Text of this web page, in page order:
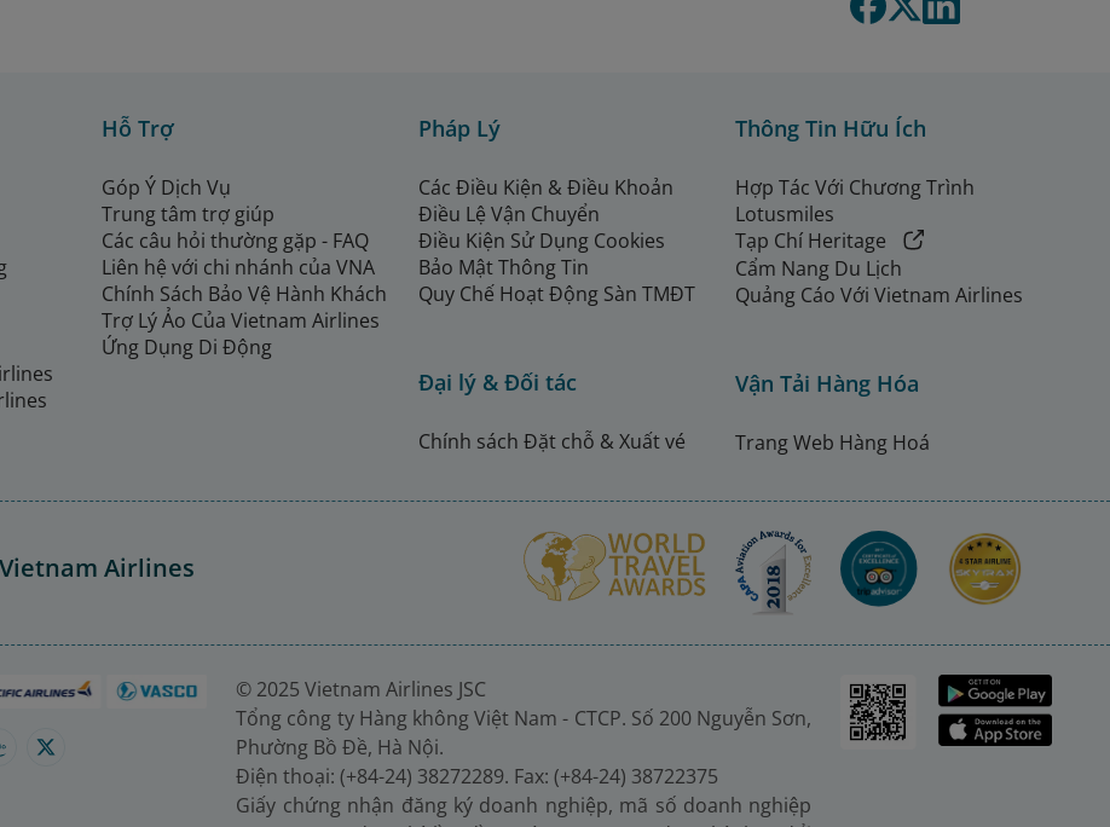
Hỗ Trợ
Góp Ý Dịch Vụ
Trung tâm trợ giúp
Các câu hỏi thường gặp - FAQ
Liên hệ với chi nhánh của VNA
Chính Sách Bảo Vệ Hành Khách
Trợ Lý Ảo Của Vietnam Airlines
Ứng Dụng Di Động
Pháp Lý
Các Điều Kiện & Điều Khoản
Điều Lệ Vận Chuyển
Điều Kiện Sử Dụng Cookies
Bảo Mật Thông Tin
Quy Chế Hoạt Động Sàn TMĐT
Đại lý & Đối tác
Chính sách Đặt chỗ & Xuất vé
Thông Tin Hữu Ích
Hợp Tác Với Chương Trình
Lotusmiles
Tạp Chí Heritage
Cẩm Nang Du Lịch
Quảng Cáo Với Vietnam Airlines
Vận Tải Hàng Hóa
Trang Web Hàng Hoá
Airlines
© 2025 Vietnam Airlines JSC
Tổng công ty Hàng không Việt Nam - CTCP. Số 200 Nguyễn Sơn,
Phường Bồ Đề, Hà Nội.
Điện thoại: (+84-24) 38272289. Fax: (+84-24) 38722375
Giấy chứng nhận đăng ký doanh nghiệp, mã số doanh nghiệp